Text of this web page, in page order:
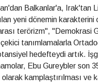
Balkanlar'a, Irak'tan
yeni dönemin
terörizm", "Demokrasi
tanımlamalarla
hedefteydi artık.
Ebu Gureybler son
kamplaştırılması ve